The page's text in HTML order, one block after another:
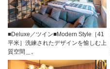
■Deluxe／ツイン■Modern Style［41
平米］洗練されたデザインを愉しむ上
質空間＿。